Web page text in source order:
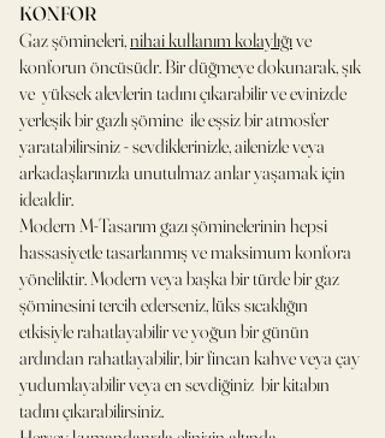
KONFOR
Gaz şömineleri,nihai kullanım kolaylığıve
konforun öncüsüdr. Bir düğmeye dokunarak, şık
ve yüksek alevlerin tadını çıkarabilir ve evinizde
yerleşik bir gazlı şömine ile eşsiz bir atmosfer
yaratabilirsiniz - sevdiklerinizle, ailenizle veya
arkadaşlarınızla unutulmaz anlar yaşamak için
idealdir.
Modern M-Tasarım gazı şöminelerinin hepsi
hassasiyetle tasarlanmış ve maksimum konfora
yöneliktir. Modern veya başka bir türde bir gaz
şöminesini tercih ederseniz, lüks sıcaklığın
etkisiyle rahatlayabilir ve yoğun bir günün
ardından rahatlayabilir, bir fincan kahve veya çay
yudumlayabilir veya en sevdiğiniz bir kitabın
tadını çıkarabilirsiniz.